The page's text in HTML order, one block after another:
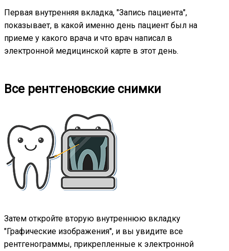
Первая внутренняя вкладка, "Запись пациента",
показывает, в какой именно день пациент был на
приеме у какого врача и что врач написал в
электронной медицинской карте в этот день.
Все рентгеновские снимки
Затем откройте вторую внутреннюю вкладку
"Графические изображения", и вы увидите все
рентгенограммы, прикрепленные к электронной